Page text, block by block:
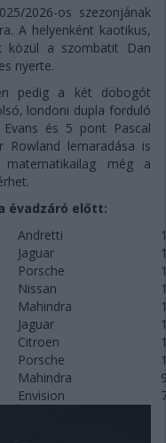
2026-os szezonjának
A helyenként kaotikus,
közül a szombatit Dan
nyerte.
pedig a két dobogót
londoni dupla forduló
és 5 pont Pascal
lemaradása is
még a
évadzáró előtt:
Andretti
Jaguar
Porsche
Nissan
Mahindra
Jaguar
Citroen
Porsche
Mahindra
Envision